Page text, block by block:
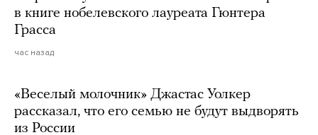
в книге нобелевского лауреата Гюнтера
Грасса
час назад
«Веселый молочник» Джастас Уолкер
рассказал, что его семью не будут выдворять
из России